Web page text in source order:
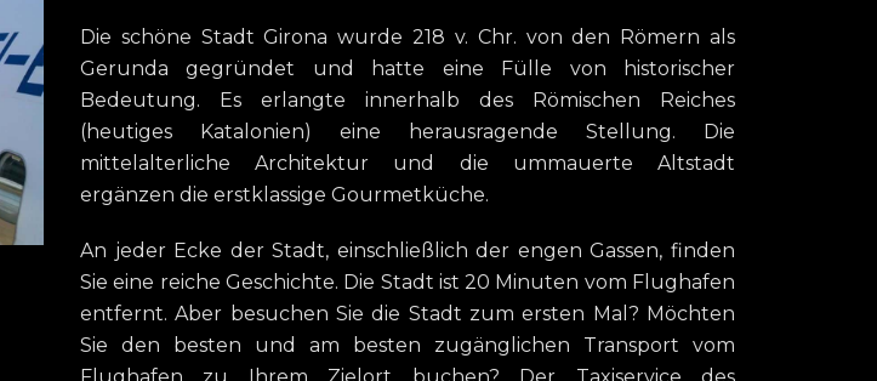
Die schöne Stadt Girona wurde 218 v. Chr. von den Römern als
Gerunda gegründet und hatte eine Fülle von historischer
Bedeutung. Es erlangte innerhalb des Römischen Reiches
(heutiges Katalonien) eine herausragende Stellung. Die
mittelalterliche Architektur und die ummauerte Altstadt
ergänzen die erstklassige Gourmetküche.
An jeder Ecke der Stadt, einschließlich der engen Gassen, finden
Sie eine reiche Geschichte. Die Stadt ist 20 Minuten vom Flughafen
entfernt. Aber besuchen Sie die Stadt zum ersten Mal? Möchten
Sie den besten und am besten zugänglichen Transport vom